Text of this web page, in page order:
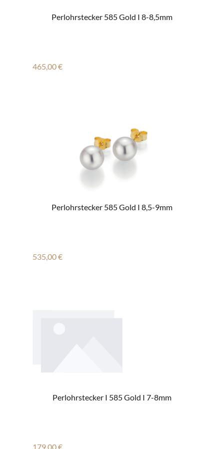
Perlohrstecker 585 Gold I 8-8,5mm
Regulärer Preis:
465,00 €
Perlohrstecker 585 Gold I 8,5-9mm
Regulärer Preis:
535,00 €
Perlohrstecker I 585 Gold I 7-8mm
Regulärer Preis:
179,00 €